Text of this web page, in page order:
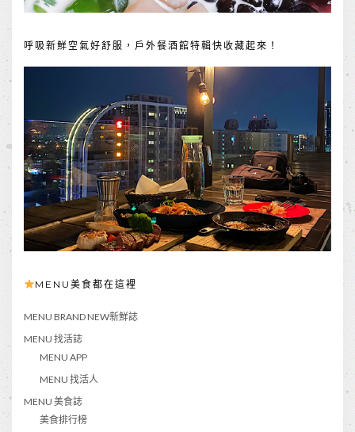
呼吸新鮮空氣好舒服，戶外餐酒館特輯快收藏起來！
MENU美食都在這裡
MENU BRAND NEW新鮮誌
MENU 找活誌
MENU APP
MENU 找活人
MENU 美食誌
美食排行榜